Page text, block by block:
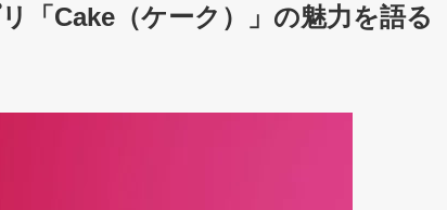
「Cake（ケーク）」の魅力を語る